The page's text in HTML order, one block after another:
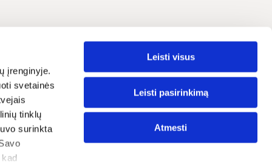
įrenginyje.
svetainės
tinklų
surinkta
Leisti visus
Leisti pasirinkimą
Atmesti
Lietuvių